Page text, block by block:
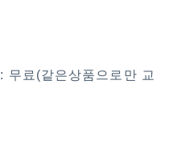
무료(같은상품으로만 교